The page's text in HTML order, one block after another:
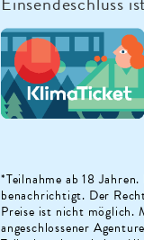
*Teilnahme ab 18
benachrichtigt. Der
Preise ist nicht möglich.
angeschlossener